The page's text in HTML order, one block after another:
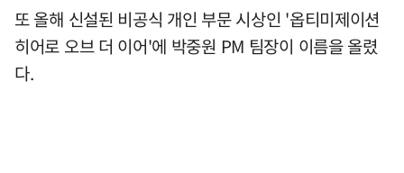
또 올해 신설된 비공식 개인 부문 시상인 '옵티미제이션
히어로 오브 더 이어'에 박중원 PM 팀장이 이름을 올렸
다.